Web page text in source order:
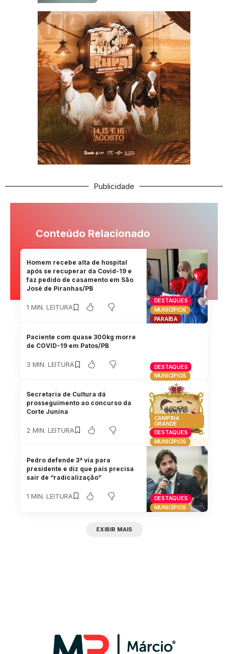
Publicidade
Conteúdo Relacionado
DESTAQUES
MUNICÍPIOS
PARAÍBA
Homem recebe alta de hospital
após se recuperar da Covid-19 e
faz pedido de casamento em São
José de Piranhas/PB
1 MIN. LEITURA
DESTAQUES
MUNICÍPIOS
Paciente com quase 300kg morre
de COVID-19 em Patos/PB
3 MIN. LEITURA
CAMPINA
GRANDE
DESTAQUES
MUNICÍPIOS
Secretaria de Cultura dá
prosseguimento ao concurso da
Corte Junina
2 MIN. LEITURA
DESTAQUES
MUNICÍPIOS
Pedro defende 3ª via para
presidente e diz que país precisa
sair de “radicalização”
1 MIN. LEITURA
EXIBIR MAIS